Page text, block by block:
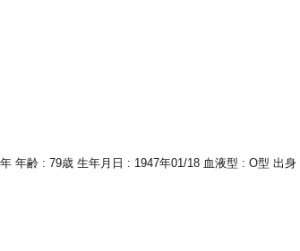
年齢 : 79歳 生年月日 : 1947年01/18 血液型 : O型 出